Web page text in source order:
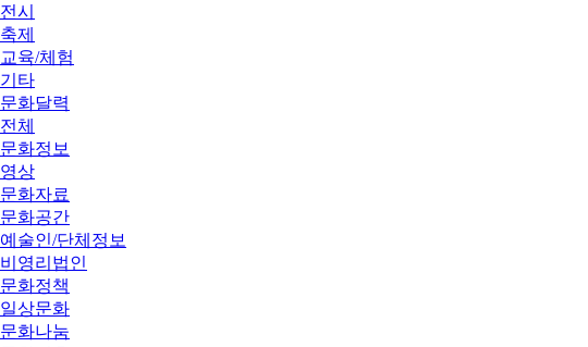
전시
축제
교육/체험
기타
문화달력
전체
문화정보
영상
문화자료
문화공간
예술인/단체정보
비영리법인
문화정책
일상문화
문화나눔